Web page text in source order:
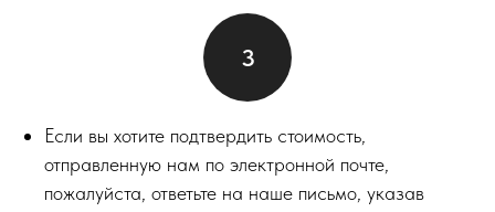
Если вы хотите подтвердить стоимость,
отправленную нам по электронной почте,
пожалуйста, ответьте на наше письмо, указав